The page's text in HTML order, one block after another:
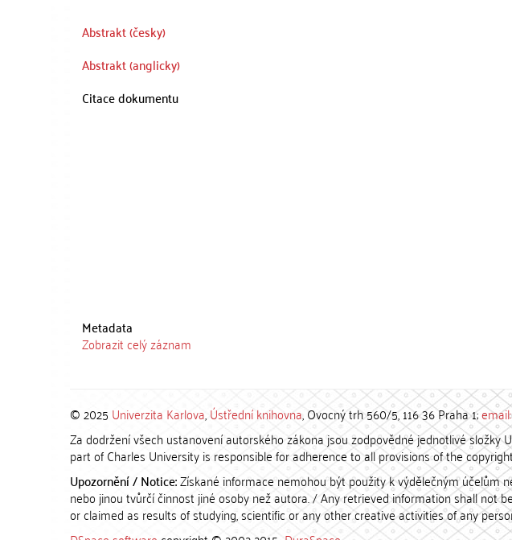
Abstrakt (česky)
Abstrakt (anglicky)
Citace dokumentu
Metadata
Zobrazit celý záznam
© 2025 Univerzita Karlova,Ústřední knihovna, Ovocný trh 560/5, 116 36 Praha 1;
Za dodržení všech ustanovení autorského zákona jsou zodpovědné jednotlivé složky
part of Charles University is responsible for adherence to all provisions of the
Upozornění / Notice:Získané informace nemohou být použity k výdělečným účelům
nebo jinou tvůrčí činnost jiné osoby než autora. / Any retrieved information shall not
or claimed as results of studying, scientific or any other creative activities of any